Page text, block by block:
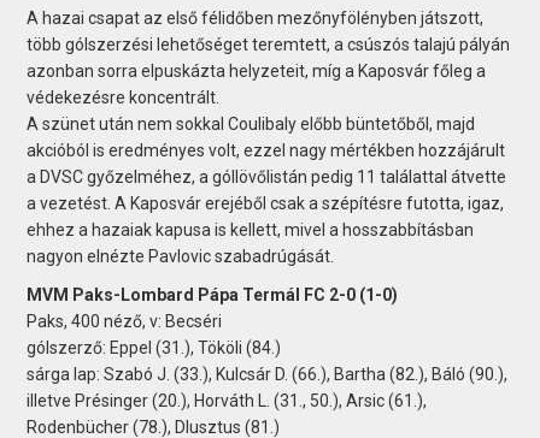
A hazai csapat az első félidőben mezőnyfölényben játszott,
több gólszerzési lehetőséget teremtett, a csúszós talajú pályán
azonban sorra elpuskázta helyzeteit, míg a Kaposvár főleg a
védekezésre koncentrált.
A szünet után nem sokkal Coulibaly előbb büntetőből, majd
akcióból is eredményes volt, ezzel nagy mértékben hozzájárult
a DVSC győzelméhez, a góllövőlistán pedig 11 találattal átvette
a vezetést. A Kaposvár erejéből csak a szépítésre futotta, igaz,
ehhez a hazaiak kapusa is kellett, mivel a hosszabbításban
nagyon elnézte Pavlovic szabadrúgását.
MVM Paks-Lombard Pápa Termál FC 2-0 (1-0)
Paks, 400 néző, v: Becséri
gólszerző: Eppel (31.), Tököli (84.)
sárga lap: Szabó J. (33.), Kulcsár D. (66.), Bartha (82.), Báló (90.),
illetve Présinger (20.), Horváth L. (31., 50.), Arsic (61.),
Rodenbücher (78.), Dlusztus (81.)